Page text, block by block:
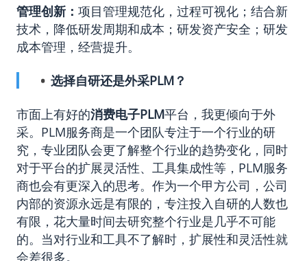
管理创新： 项目管理规范化，过程可视化；结合新
技术，降低研发周期和成本；研发资产安全；研发
成本管理，经营提升。
选择自研还是外采PLM？
市面上有好的消费电子PLM平台，我更倾向于外
采。PLM服务商是一个团队专注于一个行业的研
究，专业团队会更了解整个行业的趋势变化，同时
对于平台的扩展灵活性、工具集成性等，PLM服务
商也会有更深入的思考。作为一个甲方公司，公司
内部的资源永远是有限的，专注投入自研的人数也
有限，花大量时间去研究整个行业是几乎不可能
的。当对行业和工具不了解时，扩展性和灵活性就
会差很多。